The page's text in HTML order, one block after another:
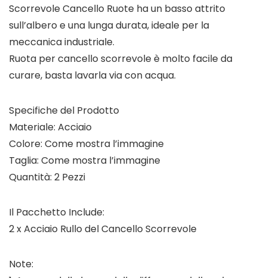
Scorrevole Cancello Ruote ha un basso attrito
sull’albero e una lunga durata, ideale per la
meccanica industriale.
Ruota per cancello scorrevole è molto facile da
curare, basta lavarla via con acqua.
Specifiche del Prodotto
Materiale: Acciaio
Colore: Come mostra l’immagine
Taglia: Come mostra l’immagine
Quantità: 2 Pezzi
Il Pacchetto Include:
2 x Acciaio Rullo del Cancello Scorrevole
Note: